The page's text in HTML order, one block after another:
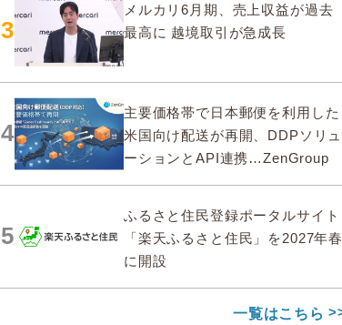
3
メルカリ6月期、売上収益が過去
最高に 越境取引が急成長
4
主要価格帯で日本郵便を利用した
米国向け配送が再開、DDPソリュ
ーションとAPI連携…ZenGroup
5
ふるさと住民登録ポータルサイト
「楽天ふるさと住民」を2027年春
に開設
一覧はこちら